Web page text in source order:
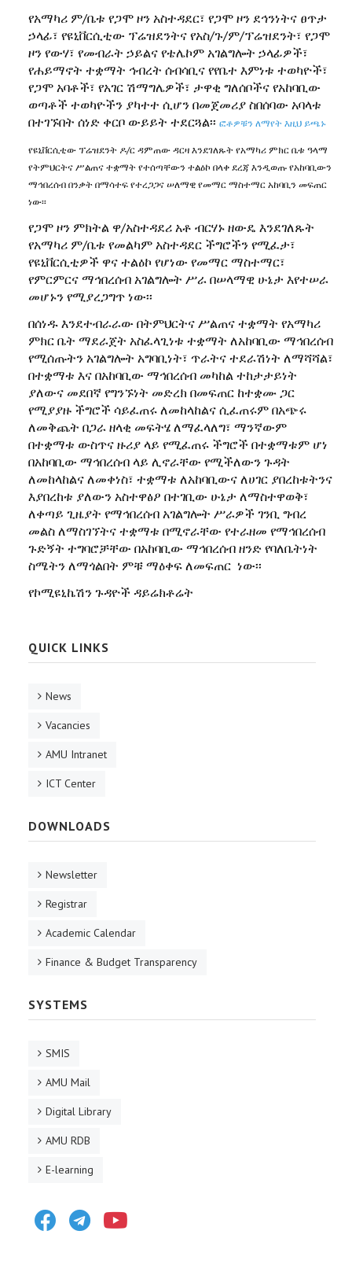
የአማካሪ ም/ቤቱ የጋሞ ዞን አስተዳደር፣ የጋሞ ዞን ደኅንነትና ፀጥታ
ኃላፊ፣ የዩኒቨርሲቲው ፕሬዝደንትና የአስ/ጉ/ም/ፕሬዝደንት፣ የጋሞ
ዞን የውሃ፣ የመብራት ኃይልና የቴሌኮም አገልግሎት ኃላፊዎች፣
የሐይማኖት ተቋማት ኅብረት ሰብሳቢና የየቤተ እምነቱ ተወካዮች፣
የጋሞ አባቶች፣ የአገር ሽማግሌዎች፣ ታዋቂ ግለሰቦችና የአከባቢው
ወጣቶች ተወካዮችን ያካተተ ሲሆን በመጀመሪያ ስበሰባው አባላቱ
በተገኙበት ሰነድ ቀርቦ ውይይት ተደርጓል፡፡ ፎቶዎቹን ለማየት እዚህ ይጫኑ
የዩኒቨርሲቲው ፕሬዝደንት ዶ/ር ዳምጠው ዳርዛ እንደገለጹት የአማካሪ ምክር ቤቱ ዓላማ
የትምህርትና ሥልጠና ተቋማት የተሰጣቸውን ተልዕኮ በላቀ ደረጃ እንዲወጡ የአከባቢውን
ማኅበረሰብ በንቃት በማሳተፍ የተረጋጋና ሠለማዊ የመማር ማስተማር አከባቢን መፍጠር
ነው፡፡
የጋሞ ዞን ምክትል ዋ/አስተዳደሪ አቶ ብርሃኑ ዘውዴ እንደገለጹት
የአማካሪ ም/ቤቱ የመልካም አስተዳደር ችግሮችን የሚፈታ፣
የዩኒቨርሲቲዎች ዋና ተልዕኮ የሆነው የመማር ማስተማር፣
የምርምርና ማኅበረሰብ አገልግሎት ሥራ በሠላማዊ ሁኔታ እየተሠራ
መሆኑን የሚያረጋግጥ ነው፡፡
በሰነዱ እንደተብራራው በትምህርትና ሥልጠና ተቋማት የአማካሪ
ምክር ቤት ማደራጀት አስፈላጊነቱ ተቋማት ለአከባቢው ማኅበረሰብ
የሚሰጡትን አገልግሎት አግባቢነት፣ ጥራትና ተደራሽነት ለማሻሻል፣
በተቋማቱ እና በአከባቢው ማኅበረሰብ መካከል ተከታታይነት
ያለውና መደበኛ የግንኙነት መድረክ በመፍጠር ከተቋሙ ጋር
የሚያያዙ ችግሮች ሳይፈጠሩ ለመከላከልና ሲፈጠሩም በአጭሩ
ለመቅጨት በጋራ ዘላቂ መፍትሄ ለማፈላለግ፣ ማንኛውም
በተቋማቱ ውስጥና ዙሪያ ላይ የሚፈጠሩ ችግሮች በተቋማቱም ሆነ
በአከባቢው ማኅበረሰብ ላይ ሊኖራቸው የሚችለውን ጉዳት
ለመከላከልና ለመቀነስ፣ ተቋማቱ ለአከባቢውና ለሀገር ያበረከቱትንና
እያበረከቱ ያለውን አስተዋፅዖ በተገቢው ሁኔታ ለማስተዋወቅ፣
ለቀጣይ ጊዜያት የማኅበረሰብ አገልግሎት ሥራዎች ገንቢ ግብረ
መልስ ለማስገኘትና ተቋማቱ በሚኖራቸው የተራዘመ የማኅበረሰብ
ጉድኝት ተግባሮቻቸው በአከባቢው ማኅበረሰብ ዘንድ የባለቤትነት
ስሜትን ለማጎልበት ምቹ ማዕቀፍ ለመፍጠር ነው፡፡
የኮሚዩኒኬሽን ጉዳዮች ዳይሬክቶሬት
QUICK LINKS
News
Vacancies
AMU Intranet
ICT Center
DOWNLOADS
Newsletter
Registrar
Academic Calendar
Finance & Budget Transparency
SYSTEMS
SMIS
AMU Mail
Digital Library
AMU RDB
E-learning
FacebookTelegram